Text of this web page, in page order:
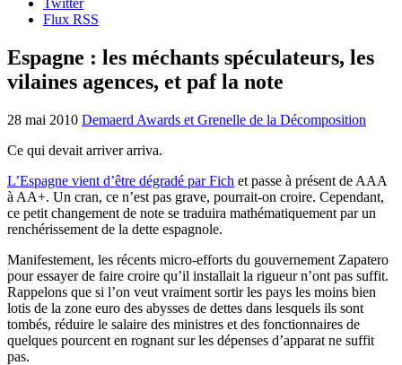
Flux RSS
Espagne : les méchants spéculateurs, les
vilaines agences, et paf la note
28 mai 2010 Demaerd Awards et Grenelle de la Décomposition
Ce qui devait arriver arriva.
L’Espagne vient d’être dégradé par Fich et passe à présent de AAA
à AA+. Un cran, ce n’est pas grave, pourrait-on croire. Cependant,
ce petit changement de note se traduira mathématiquement par un
renchérissement de la dette espagnole.
Manifestement, les récents micro-efforts du gouvernement Zapatero
pour essayer de faire croire qu’il installait la rigueur n’ont pas suffit.
Rappelons que si l’on veut vraiment sortir les pays les moins bien
lotis de la zone euro des abysses de dettes dans lesquels ils sont
tombés, réduire le salaire des ministres et des fonctionnaires de
quelques pourcent en rognant sur les dépenses d’apparat ne suffit
pas.